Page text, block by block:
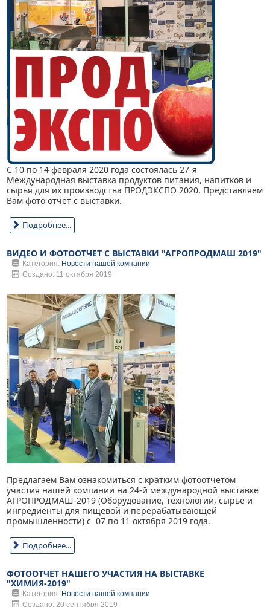
С 10 по 14 февраля 2020 года состоялась 27-я
Международная выставка продуктов питания, напитков и
сырья для их производства ПРОДЭКСПО 2020. Представляем
Вам фото отчет с выставки.
Подробнее...
ВИДЕО И ФОТООТЧЕТ С ВЫСТАВКИ "АГРОПРОДМАШ 2019"
Категория: Новости нашей компании
Создано: 11 октября 2019
Предлагаем Вам ознакомиться с кратким фотоотчетом
участия нашей компании на 24-й международной выставке
АГРОПРОДМАШ-2019 (Оборудование, технологии, сырье и
ингредиенты для пищевой и перерабатывающей
промышленности) с 07 по 11 октября 2019 года.
Подробнее...
ФОТООТЧЕТ НАШЕГО УЧАСТИЯ НА ВЫСТАВКЕ
"ХИМИЯ-2019"
Категория: Новости нашей компании
Создано: 20 сентября 2019